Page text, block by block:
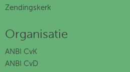
Zendingskerk
Organisatie
ANBI CvK
ANBI CvD